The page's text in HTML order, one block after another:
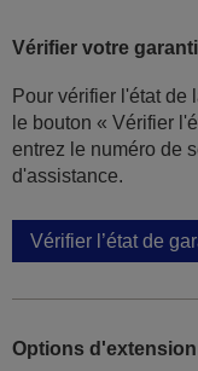
Vérifier votre
Pour vérifier l'état de
le bouton « Vérifier
entrez le numéro de
d'assistance.
Vérifier l’état de
Options